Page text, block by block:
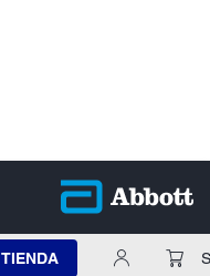
TIENDA